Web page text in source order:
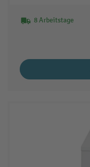
8 Arbeitstage